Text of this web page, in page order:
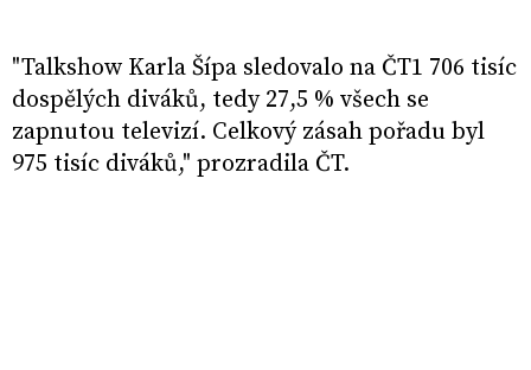
"Talkshow Karla Šípa sledovalo na ČT1 706 tisíc
dospělých diváků, tedy 27,5 % všech se
zapnutou televizí. Celkový zásah pořadu byl
975 tisíc diváků," prozradila ČT.